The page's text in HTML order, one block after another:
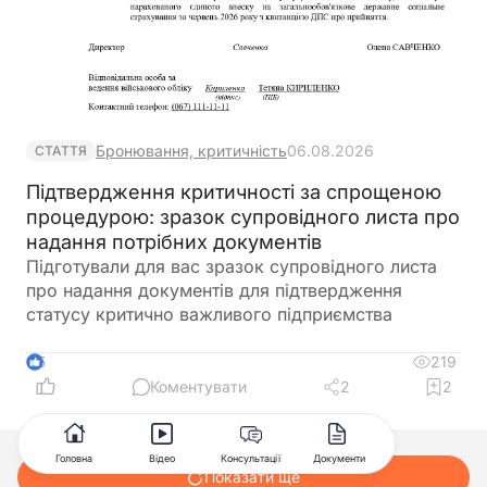
СТАТТЯ Бронювання, критичність06.08.2026
Підтвердження критичності за спрощеною
процедурою: зразок супровідного листа про
надання потрібних документів
Підготували для вас зразок супровідного листа
про надання документів для підтвердження
статусу критично важливого підприємства
5
219
Коментувати
2 2
Показати ще
Головна Відео Консультації Документи